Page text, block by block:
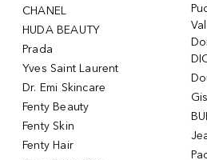
CHANEL
HUDA BEAUTY
Prada
Yves Saint Laurent
Dr. Emi Skincare
Fenty Beauty
Fenty Skin
Fenty Hair